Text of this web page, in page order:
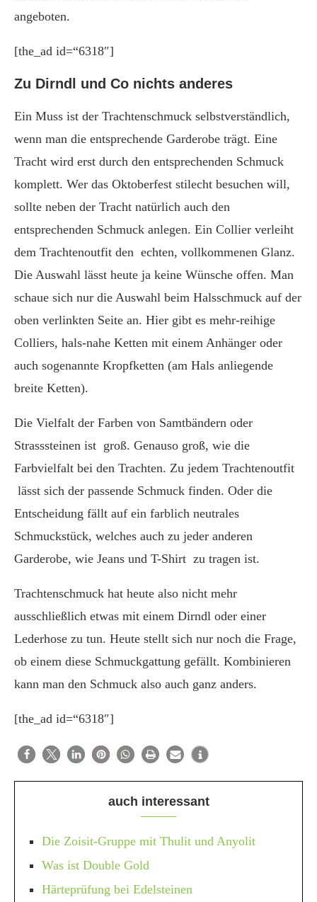
angeboten.
[the_ad id=“6318″]
Zu Dirndl und Co nichts anderes
Ein Muss ist der Trachtenschmuck selbstverständlich,
wenn man die entsprechende Garderobe trägt. Eine
Tracht wird erst durch den entsprechenden Schmuck
komplett. Wer das Oktoberfest stilecht besuchen will,
sollte neben der Tracht natürlich auch den
entsprechenden Schmuck anlegen. Ein Collier verleiht
dem Trachtenoutfit den echten, vollkommenen Glanz.
Die Auswahl lässt heute ja keine Wünsche offen. Man
schaue sich nur die Auswahl beim Halsschmuck auf der
oben verlinkten Seite an. Hier gibt es mehr-reihige
Colliers, hals-nahe Ketten mit einem Anhänger oder
auch sogenannte Kropfketten (am Hals anliegende
breite Ketten).
Die Vielfalt der Farben von Samtbändern oder
Strasssteinen ist groß. Genauso groß, wie die
Farbvielfalt bei den Trachten. Zu jedem Trachtenoutfit
lässt sich der passende Schmuck finden. Oder die
Entscheidung fällt auf ein farblich neutrales
Schmuckstück, welches auch zu jeder anderen
Garderobe, wie Jeans und T-Shirt zu tragen ist.
Trachtenschmuck hat heute also nicht mehr
ausschließlich etwas mit einem Dirndl oder einer
Lederhose zu tun. Heute stellt sich nur noch die Frage,
ob einem diese Schmuckgattung gefällt. Kombinieren
kann man den Schmuck also auch ganz anders.
[the_ad id=“6318″]
auch interessant
Die Zoisit-Gruppe mit Thulit und Anyolit
Was ist Double Gold
Härteprüfung bei Edelsteinen